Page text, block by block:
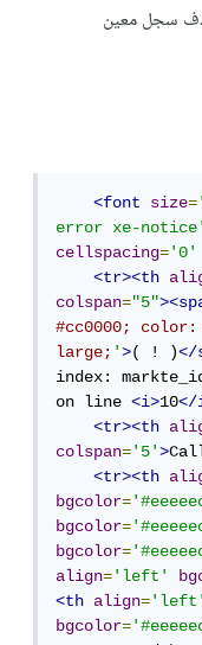
سجل معين
<font size=
error xe-notice'
cellspacing='0'
<tr><th
colspan="5"
#cc0000;
large;'>( ! )</
index:
on line <i>10
<tr><th
colspan='5'>
<tr><th
bgcolor=
bgcolor=
bgcolor=
align='left'
<th
align='left'
bgcolor=